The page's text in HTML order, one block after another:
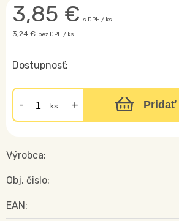
3,85 € s DPH / ks
3,24 € bez DPH / ks
Dostupnosť:
ks Pridať
Výrobca:
Obj. čislo:
EAN: